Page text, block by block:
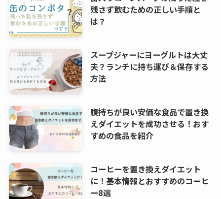
残さず飲むための正しい手順と
は？
スープジャーにヨーグルトは大丈
夫？ランチに持ち運び＆保存する
方法
腹持ちが良い安価な食品で置き換
えダイエットを成功させる！おす
すめの食品を紹介
コーヒーを置き換えダイエット
に！基本情報とおすすめのコーヒ
ー8選